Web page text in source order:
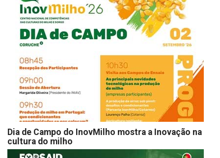
Dia de Campo do InovMilho mostra a Inovação na
cultura do milho